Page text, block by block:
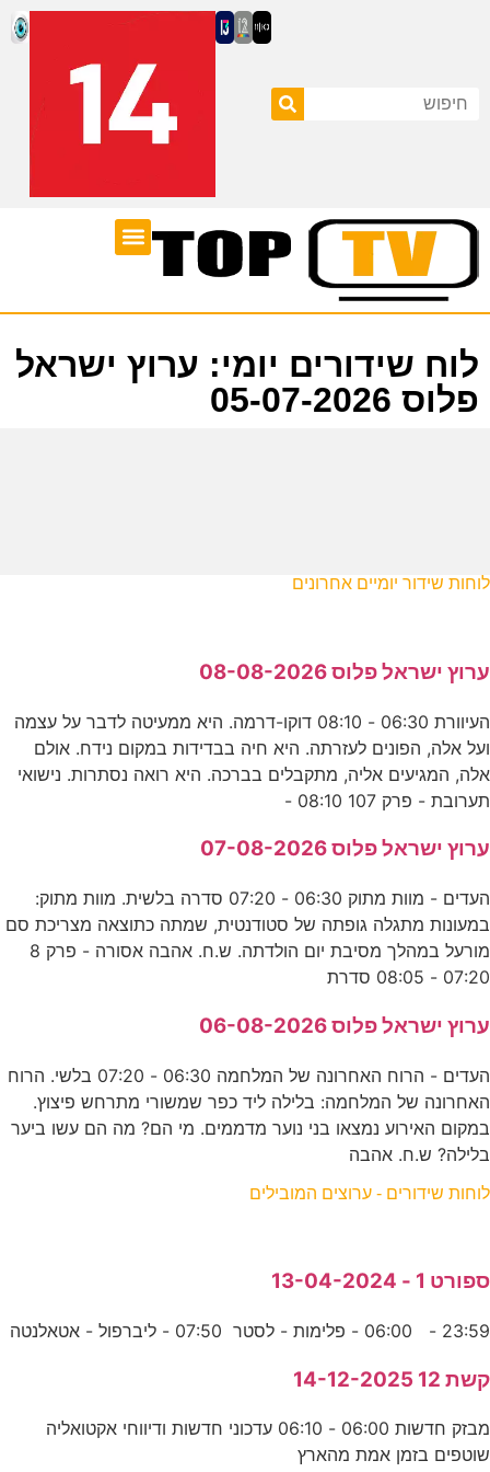
לוח שידורים יומי: ערוץ ישראל
פלוס 05-07-2026
לוחות שידור יומיים אחרונים
ערוץ ישראל פלוס 08-08-2026
העיוורת 06:30 - 08:10 דוקו-דרמה. היא ממעיטה לדבר על עצמה
ועל אלה, הפונים לעזרתה. היא חיה בבדידות במקום נידח. אולם
אלה, המגיעים אליה, מתקבלים בברכה. היא רואה נסתרות. נישואי
תערובת - פרק 107 08:10 -
ערוץ ישראל פלוס 07-08-2026
העדים - מוות מתוק 06:30 - 07:20 סדרה בלשית. מוות מתוק:
במעונות מתגלה גופתה של סטודנטית, שמתה כתוצאה מצריכת סם
מורעל במהלך מסיבת יום הולדתה. ש.ח. אהבה אסורה - פרק 8
07:20 - 08:05 סדרת
ערוץ ישראל פלוס 06-08-2026
העדים - הרוח האחרונה של המלחמה 06:30 - 07:20 בלשי. הרוח
האחרונה של המלחמה: בלילה ליד כפר שמשורי מתרחש פיצוץ.
במקום האירוע נמצאו בני נוער מדממים. מי הם? מה הם עשו ביער
בלילה? ש.ח. אהבה
לוחות שידורים - ערוצים המובילים
ספורט 1 - 13-04-2024
23:59 - 06:00 - פלימות - לסטר 07:50 - ליברפול - אטאלנטה
קשת 12 14-12-2025
מבזק חדשות 06:00 - 06:10 עדכוני חדשות ודיווחי אקטואליה
שוטפים בזמן אמת מהארץ